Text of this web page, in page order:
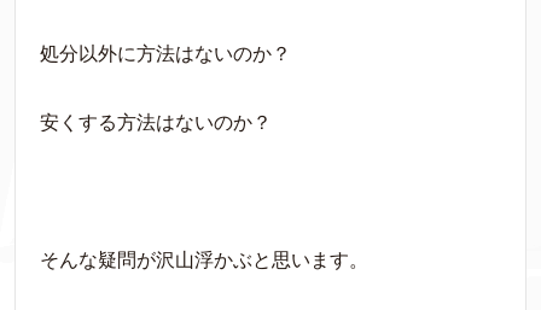
処分以外に方法はないのか？
安くする方法はないのか？
そんな疑問が沢山浮かぶと思います。